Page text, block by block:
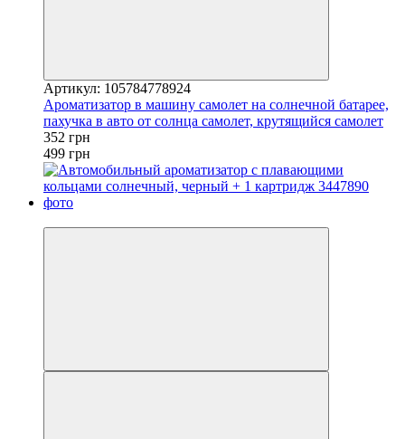
Артикул: 105784778924
Ароматизатор в машину самолет на солнечной батарее,
пахучка в авто от солнца самолет, крутящийся самолет
352 грн
499 грн